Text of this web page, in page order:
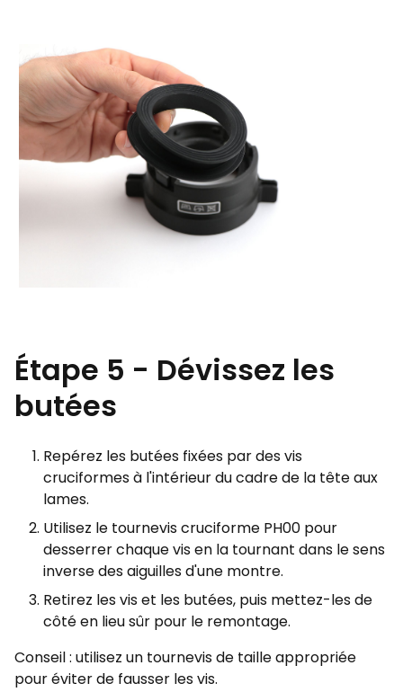
Étape 5 - Dévissez les
butées
Repérez les butées fixées par des vis
cruciformes à l'intérieur du cadre de la tête aux
lames.
Utilisez le tournevis cruciforme PH00 pour
desserrer chaque vis en la tournant dans le sens
inverse des aiguilles d'une montre.
Retirez les vis et les butées, puis mettez-les de
côté en lieu sûr pour le remontage.
Conseil : utilisez un tournevis de taille appropriée
pour éviter de fausser les vis.